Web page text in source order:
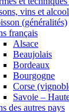
vins et
(généralités)
français
Alsace
Beaujolais
Bordeaux
Bourgogne
Corse
Savoie –
des autres pays